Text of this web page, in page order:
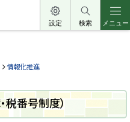
設定 検索 メニュー
情報化推進
税番号制度）